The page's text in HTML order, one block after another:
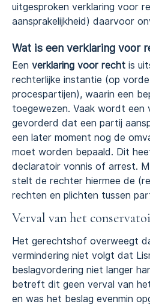
uitgesproken verklaring voor
aansprakelijkheid) daarvoor
Wat is een verklaring voor
Een verklaring voor recht is
rechterlijke instantie (op
procespartijen), waarin een
toegewezen. Vaak wordt een
gevorderd dat een partij
een later moment nog de
moet worden bepaald. Dit
declaratoir vonnis of arrest.
stelt de rechter hiermee de
rechten en plichten tussen
Verval van het
Het gerechtshof overweegt
vermindering niet volgt dat
beslagvordering niet langer
betreft dit geen verval van
en was het beslag evenmin